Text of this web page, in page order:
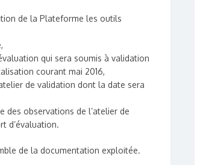
de la Plateforme les outils
qui sera soumis à validation
courant mai 2016,
de validation dont la date sera
des observations de l’atelier de
d’évaluation.
de la documentation exploitée.